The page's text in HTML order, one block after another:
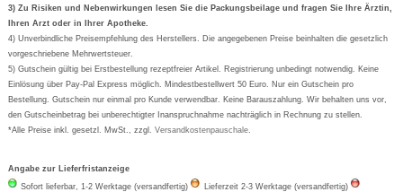
Formoline
Wick
Eucerin
Basica
3) Zu Risiken und Nebenwirkungen lesen Sie die Packungsbeilage und fragen Sie Ihre Ärztin,
Ihren Arzt oder in Ihrer Apotheke.
4) Unverbindliche Preisempfehlung des Herstellers. Die angegebenen Preise beinhalten die gesetzlich
vorgeschriebene Mehrwertsteuer.
5) Gutschein gültig bei Erstbestellung rezeptfreier Artikel. Registrierung unbedingt notwendig. Keine
Einlösung über Pay-Pal Express möglich. Mindestbestellwert 50 Euro. Nur ein Gutschein pro
Bestellung. Gutschein nur einmal pro Kunde verwendbar. Keine Barauszahlung. Wir behalten uns vor,
den Gutscheinbetrag bei unberechtigter Inanspruchnahme nachträglich in Rechnung zu stellen.
*Alle Preise inkl. gesetzl. MwSt., zzgl.Versandkostenpauschale
Angabe zur Lieferfristanzeige
Sofort lieferbar, 1-2 Werktage (versandfertig)
Lieferzeit 2-3 Werktage (versandfertig)